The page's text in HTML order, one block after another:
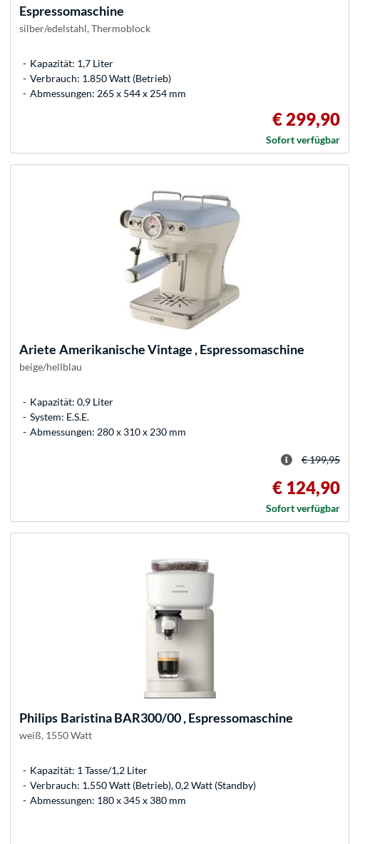
Espressomaschine
silber/edelstahl, Thermoblock
Kapazität: 1,7 Liter
Verbrauch: 1.850 Watt (Betrieb)
Abmessungen: 265 x 544 x 254 mm
€ 299,90
Sofort verfügbar
Ariete Amerikanische Vintage , Espressomaschine
beige/hellblau
Kapazität: 0,9 Liter
System: E.S.E.
Abmessungen: 280 x 310 x 230 mm
€ 199,95
€ 124,90
Sofort verfügbar
Philips Baristina BAR300/00 , Espressomaschine
weiß, 1550 Watt
Kapazität: 1 Tasse/1,2 Liter
Verbrauch: 1.550 Watt (Betrieb), 0,2 Watt (Standby)
Abmessungen: 180 x 345 x 380 mm